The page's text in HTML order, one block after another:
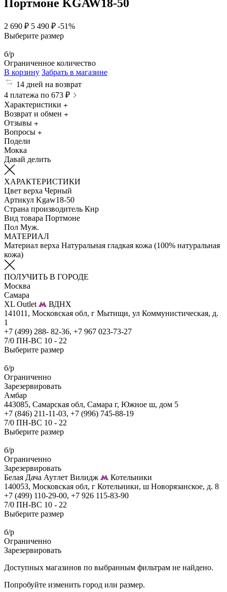
Портмоне KGAW18-50
2 690 ₽ 5 490 ₽ -51%
Выберите размер
б/р
Ограниченное количество
В корзину Забрать в магазине
14 дней на возврат
4 платежа по 673 ₽
Характеристики
Возврат и обмен
Отзывы
Вопросы
Подели
Мокка
Давай делить
ХАРАКТЕРИСТИКИ
Цвет верха Черный
Артикул Kgaw18-50
Страна производитель Кнр
Вид товара Портмоне
Пол Муж.
МАТЕРИАЛ
Материал верха Натуральная гладкая кожа (100% натуральная
кожа)
ПОЛУЧИТЬ В ГОРОДЕ
Москва
Самара
XL Outlet
ВДНХ
141011, Московская обл, г Мытищи, ул Коммунистическая, д.
1
+7 (499) 288- 82-36, +7 967 023-73-27
7/0 ПН-ВС 10 - 22
Выберите размер
б/р
Ограниченно
Зарезервировать
Амбар
443085, Самарская обл, Самара г, Южное ш, дом 5
+7 (846) 211-11-03, +7 (996) 745-88-19
7/0 ПН-ВС 10 - 22
Выберите размер
б/р
Ограниченно
Зарезервировать
Белая Дача Аутлет Вилидж
Котельники
140053, Московская обл, г Котельники, ш Новорязанское, д. 8
+7 (499) 110-29-00, +7 926 115-83-90
7/0 ПН-ВС 10 - 22
Выберите размер
б/р
Ограниченно
Зарезервировать
Доступных магазинов по выбранным фильтрам не найдено.
Попробуйте изменить город или размер.